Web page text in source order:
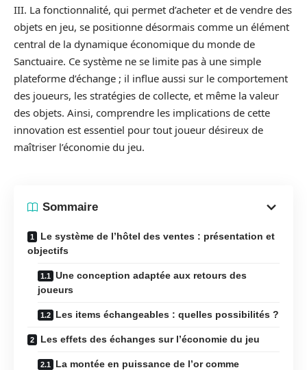
III. La fonctionnalité, qui permet d’acheter et de vendre des
objets en jeu, se positionne désormais comme un élément
central de la dynamique économique du monde de
Sanctuaire. Ce système ne se limite pas à une simple
plateforme d’échange ; il influe aussi sur le comportement
des joueurs, les stratégies de collecte, et même la valeur
des objets. Ainsi, comprendre les implications de cette
innovation est essentiel pour tout joueur désireux de
maîtriser l’économie du jeu.
Sommaire
Le système de l’hôtel des ventes : présentation et
objectifs
Une conception adaptée aux retours des
joueurs
Les items échangeables : quelles possibilités ?
Les effets des échanges sur l’économie du jeu
La montée en puissance de l’or comme